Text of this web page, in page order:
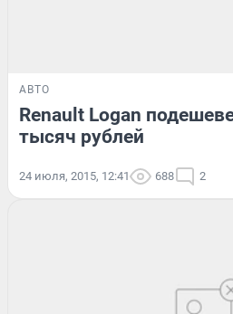
АВТО
Renault Logan
тысяч рублей
24 июля, 2015, 12:41 688 2